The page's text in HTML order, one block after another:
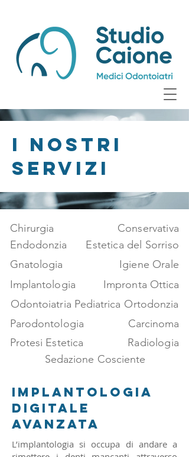
I NOSTRI
SERVIZI
Chirurgia
Endodonzia
Conservativa
Estetica del Sorriso
Gnatologia
Igiene Orale
Implantologia
Impronta Ottica
Odontoiatria Pediatrica Ortodonzia
Parodontologia
Protesi Estetica
Carcinoma
Radiologia
Sedazione Cosciente
IMPLANTOLOGIA
DIGITALE
AVANZATA
L’implantologia si occupa di andare a